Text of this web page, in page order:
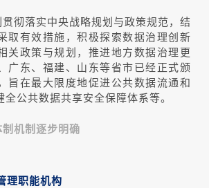
彻落实中央战略规划与政策规范，结
取有效措施，积极探索数据治理创新
关政策与规划，推进地方数据治理更
广东、福建、山东等省市已经正式颁
旨在最大限度地促进公共数据流通和
公共数据共享安全保障体系等。
制机制逐步明确
理职能机构